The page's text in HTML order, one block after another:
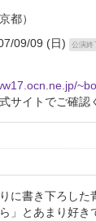
都）
09/09 (日)
公演終
サイトでご確認
に書き下ろした
」とあまり好き